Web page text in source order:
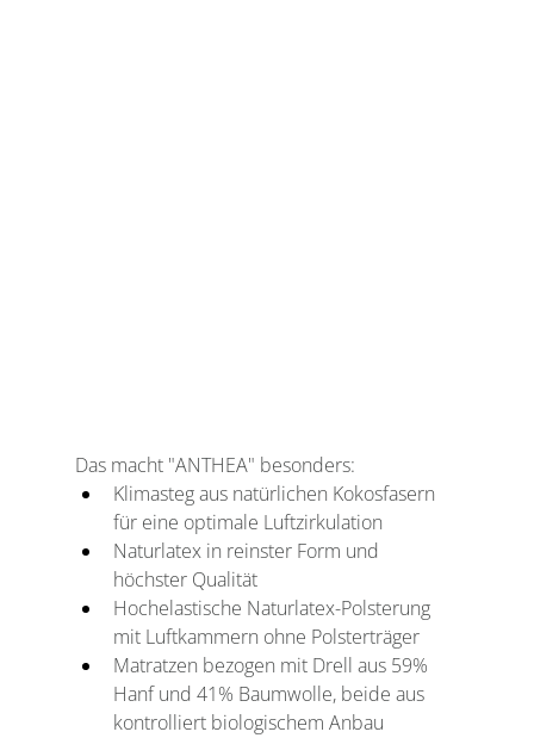
Das macht "ANTHEA" besonders:
Klimasteg aus natürlichen Kokosfasern
für eine optimale Luftzirkulation
Naturlatex in reinster Form und
höchster Qualität
Hochelastische Naturlatex-Polsterung
mit Luftkammern ohne Polsterträger
Matratzen bezogen mit Drell aus 59%
Hanf und 41% Baumwolle, beide aus
kontrolliert biologischem Anbau